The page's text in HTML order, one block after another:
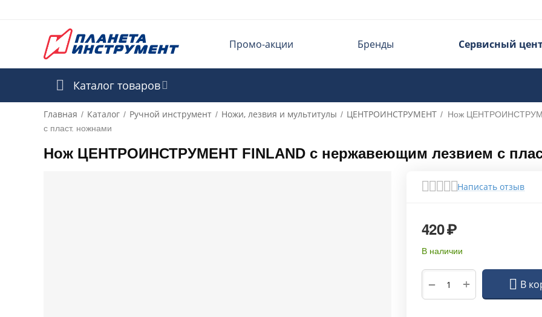
Промо-акции Бренды Сервисный
Каталог товаров
Главная / Каталог / Ручной инструмент / Ножи, лезвия и мультитулы / ЦЕНТРОИНСТРУМЕНТ / Нож
с пласт. ножнами
Нож ЦЕНТРОИНСТРУМЕНТ FINLAND с нержавеющим лезвием с
Написать отзыв
420₽
В наличии
+
− В